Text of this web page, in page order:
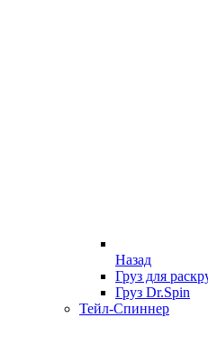
Назад
Груз для
Груз Dr.Spin
Тейл-Спиннер